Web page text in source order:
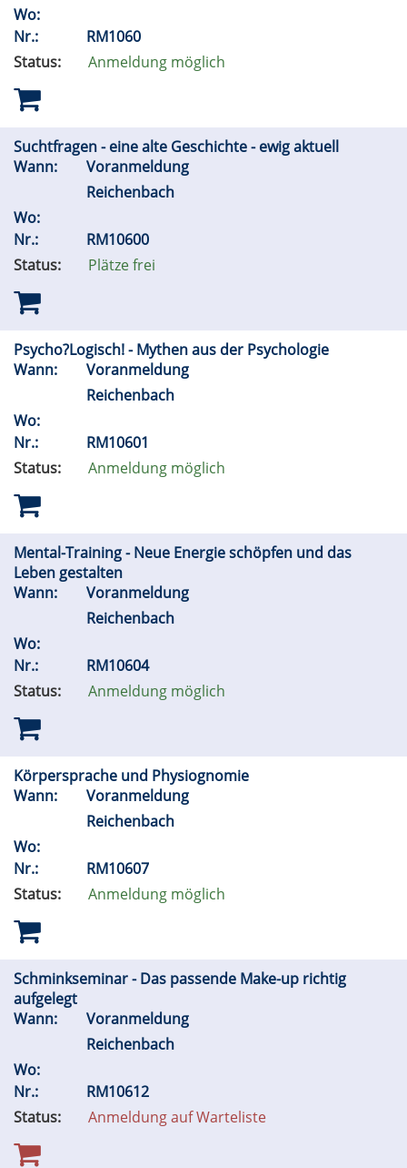
Wo:
Nr.:
RM1060
Status:
Anmeldung möglich
Suchtfragen - eine alte Geschichte - ewig aktuell
Wann:
Voranmeldung
Reichenbach
Wo:
Nr.:
RM10600
Status:
Plätze frei
Psycho?Logisch! - Mythen aus der Psychologie
Wann:
Voranmeldung
Reichenbach
Wo:
Nr.:
RM10601
Status:
Anmeldung möglich
Mental-Training - Neue Energie schöpfen und das
Leben gestalten
Wann:
Voranmeldung
Reichenbach
Wo:
Nr.:
RM10604
Status:
Anmeldung möglich
Körpersprache und Physiognomie
Wann:
Voranmeldung
Reichenbach
Wo:
Nr.:
RM10607
Status:
Anmeldung möglich
Schminkseminar - Das passende Make-up richtig
aufgelegt
Wann:
Voranmeldung
Reichenbach
Wo:
Nr.:
RM10612
Status:
Anmeldung auf Warteliste